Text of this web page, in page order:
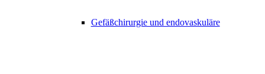
Gefäßchirurgie und endovaskuläre